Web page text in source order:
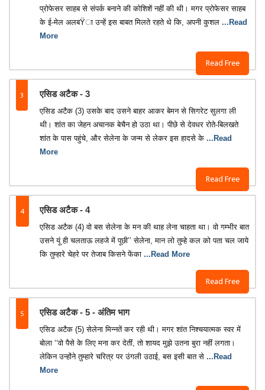
Read Free
प्रोफेसर साहब से संपर्क बनाने की कोशिशें नहीं की थी। मगर प्रोफेसर साहब
के ई-मेल अलबŸा उन्हें इस बाबत मिलते रहते थे कि, अपनी कुशल ...Read
More
3 एसिड अटैक - 3
Read Free
एसिड अटैक (3) उसके बाद उसने बाहर आकर बेमन से सिगरेट सुलगा ली
थी। शांत का जेहन अचानक बेचैन हो उठा था। पीछे से देवधर रोते-बिलखते
शांत के पास पहुंचे, और सेलेना के जन्म से लेकर इस हादसे के ...Read
More
4 एसिड अटैक - 4
Read Free
एसिड अटैक (4) वो बस सेलेना के मन की थाह लेना चाहता था। वो गम्भीर बात
उसने यूं ही चलताऊ लहजे में पूछी’’ सेलेना, मान लो तुम्हे कल को पता चल जाये
कि तुम्हारे चेहरे पर तेजाब किसने फेंका ...Read More
5 एसिड अटैक - 5 - अंतिम भाग
एसिड अटैक (5) सेलेना मिन्नतें कर रही थी। मगर शांत निश्चयात्मक स्वर में
बोला ‘‘वो पैसे के लिए मना कर देतीं, तो शायद मुझे उतना बुरा नहीं लगता।
लेकिन उन्होंने तुम्हारे चरित्र पर उंगली उठाई, बस इसी बात से ...Read
More